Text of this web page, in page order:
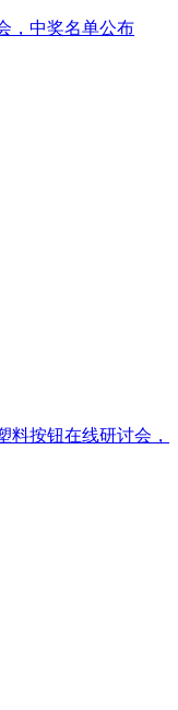
，中奖名单公布
料按钮在线研讨会，